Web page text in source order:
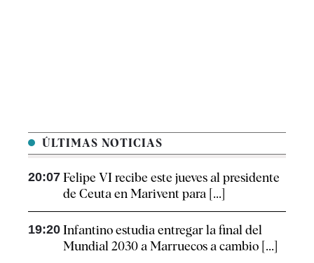
ÚLTIMAS NOTICIAS
20:07 Felipe VI recibe este jueves al presidente
de Ceuta en Marivent para [...]
19:20 Infantino estudia entregar la final del
Mundial 2030 a Marruecos a cambio [...]